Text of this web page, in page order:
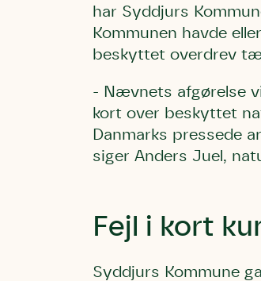
har Syddjurs
Kommunen havde
beskyttet overdrev
- Nævnets afgørelse
kort over beskyttet
Danmarks pressede
siger Anders Juel,
Fejl i kort
Syddjurs Kommune
Du
Første punkt
Du skriver
Storken